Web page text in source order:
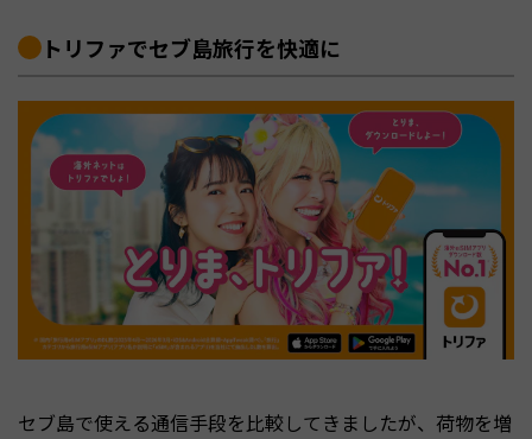
トリファでセブ島旅行を快適に
セブ島で使える通信手段を比較してきましたが、荷物を増